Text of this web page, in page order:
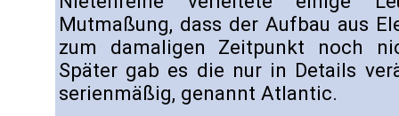
Mutmaßung, dass der Aufbau aus
zum damaligen Zeitpunkt noch
Später gab es die nur in Details
serienmäßig, genannt Atlantic.